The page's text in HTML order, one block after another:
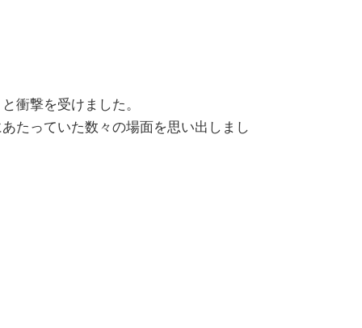
衝撃を受けました。
たっていた数々の場面を思い出しまし